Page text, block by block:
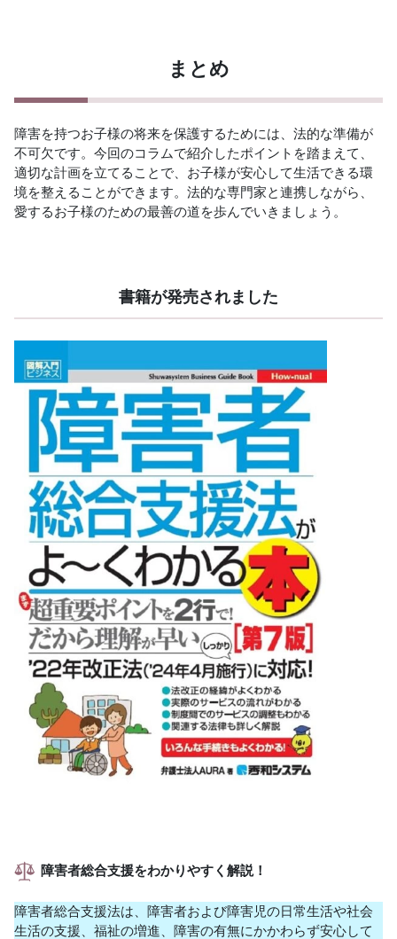
まとめ
障害を持つお子様の将来を保護するためには、法的な準備が
不可欠です。今回のコラムで紹介したポイントを踏まえて、
適切な計画を立てることで、お子様が安心して生活できる環
境を整えることができます。法的な専門家と連携しながら、
愛するお子様のための最善の道を歩んでいきましょう。
書籍が発売されました
障害者総合支援をわかりやすく解説！
障害者総合支援法は、障害者および障害児の日常生活や社会
生活の支援、福祉の増進、障害の有無にかかわらず安心して